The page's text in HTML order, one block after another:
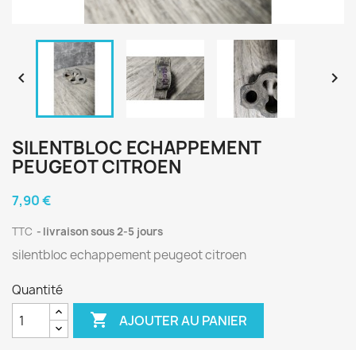
 
SILENTBLOC ECHAPPEMENT
PEUGEOT CITROEN
7,90 €
TTC livraison sous 2-5 jours
silentbloc echappement peugeot citroen
Quantité
 AJOUTER AU PANIER